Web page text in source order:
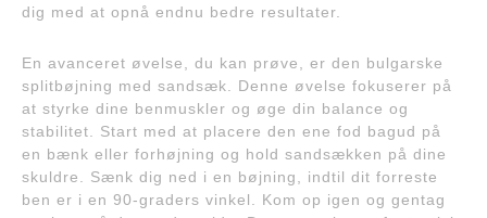
dig med at opnå endnu bedre resultater.
En avanceret øvelse, du kan prøve, er den bulgarske
splitbøjning med sandsæk. Denne øvelse fokuserer på
at styrke dine benmuskler og øge din balance og
stabilitet. Start med at placere den ene fod bagud på
en bænk eller forhøjning og hold sandsækken på dine
skuldre. Sænk dig ned i en bøjning, indtil dit forreste
ben er i en 90-graders vinkel. Kom op igen og gentag